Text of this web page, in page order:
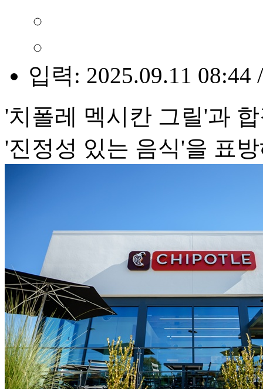
입력: 2025.09.11 08:44
'치폴레 멕시칸 그릴'과
'진정성 있는 음식'을 표